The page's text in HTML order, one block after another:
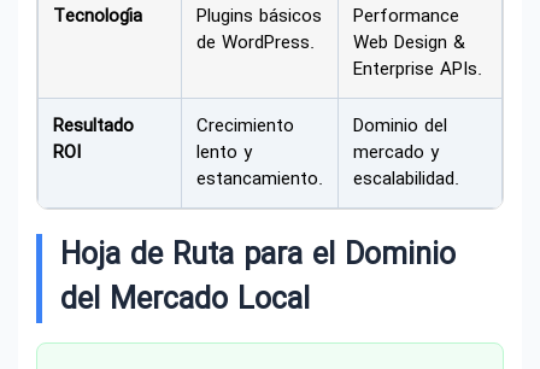
Tecnología
Plugins básicos
de WordPress.
Performance
Web Design &
Enterprise APIs.
Resultado
ROI
Crecimiento
lento y
estancamiento.
Dominio del
mercado y
escalabilidad.
Hoja de Ruta para el Dominio
del Mercado Local